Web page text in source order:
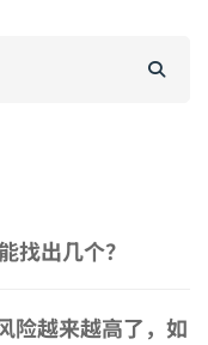
找出几个？
险越来越高了，如